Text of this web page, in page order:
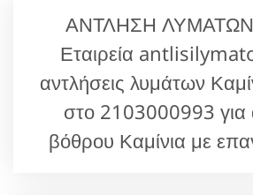
ΑΝΤΛΗΣΗ ΛΥΜΑΤΩΝ
Εταιρεία
αντλήσεις λυμάτων
στο 2103000993 για
βόθρου Καμίνια με